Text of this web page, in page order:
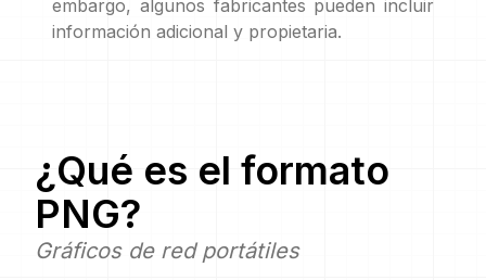
embargo, algunos fabricantes pueden incluir
información adicional y propietaria.
¿Qué es el formato
PNG?
Gráficos de red portátiles